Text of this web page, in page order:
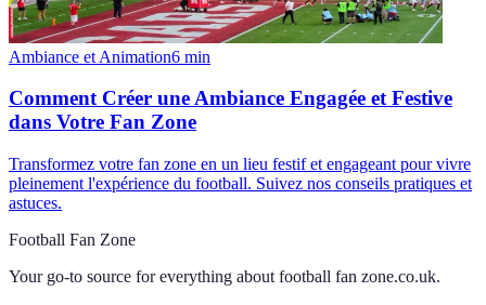
Ambiance et Animation6 min
Comment Créer une Ambiance Engagée et Festive
dans Votre Fan Zone
Transformez votre fan zone en un lieu festif et engageant pour vivre
pleinement l'expérience du football. Suivez nos conseils pratiques et
astuces.
Football Fan Zone
Your go-to source for everything about football fan zone.co.uk.